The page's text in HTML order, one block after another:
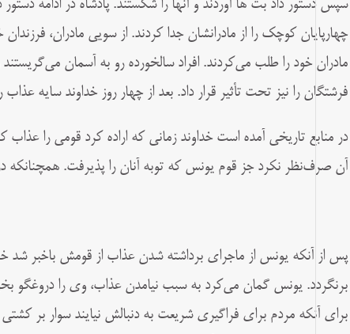
سپس دستور داد بت‌ ها آوردند و آنها را شکستند. پادشاه در ادامه دستور
چهارپایان کوچک را از مادرانشان جدا کردند. از سویی مادران،
مادران خود را طلب می‌کردند. افراد سالخورده رو به آسمان
فرشتگان را نیز تحت تأثیر قرار داد. بعد از چهار روز خداوند سایه عذاب
در منابع تاریخی آمده است خداوند زمانی که اراده کرد قومی را
آن صرف‌نظر نکرد جز قوم یونس که توبه آنان را پذیرفت. همچنانکه در آیه ۹۸ سوره یونس
پس از آنکه یونس از ماجرای برداشته شدن عذاب از قومش باخبر
برنگردد. یونس گمان می‌کرد به سبب نیامدن عذاب، وی را دروغگو
برای آنکه مردم برای فراگیری شریعت به دنبالش نیایند سوار بر